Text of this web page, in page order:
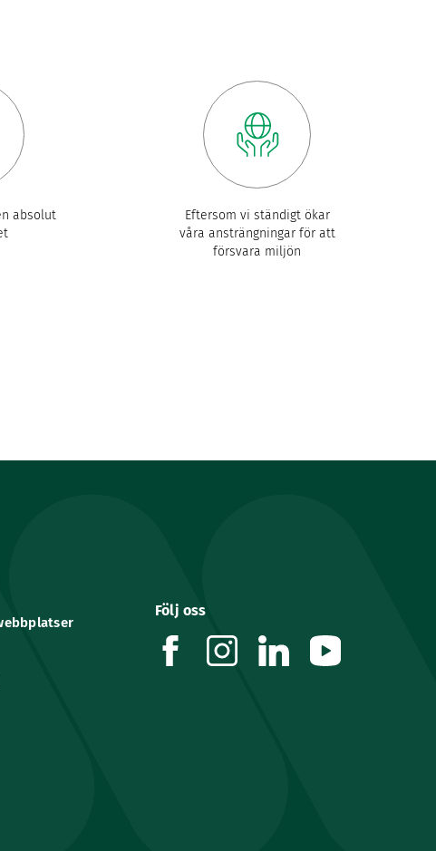
absolut
Eftersom vi ständigt ökar
våra ansträngningar för att
försvara miljön
Följ oss
facebookinstagramlinkedin